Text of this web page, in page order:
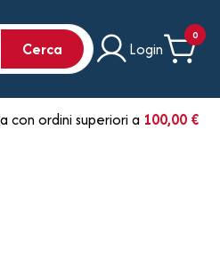
Cerca Login
0
con ordini superiori a 100,00 €